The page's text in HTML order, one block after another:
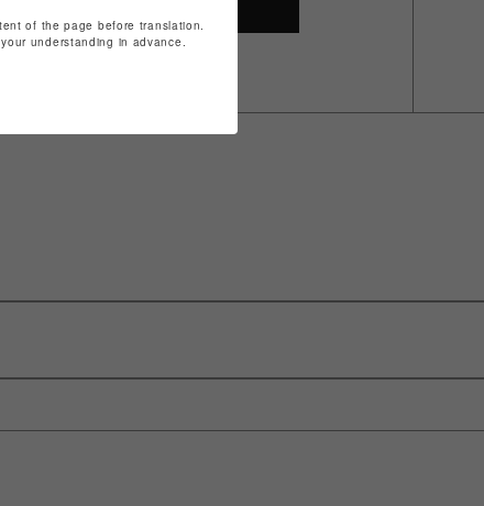
of the page before translation.
understanding in advance.